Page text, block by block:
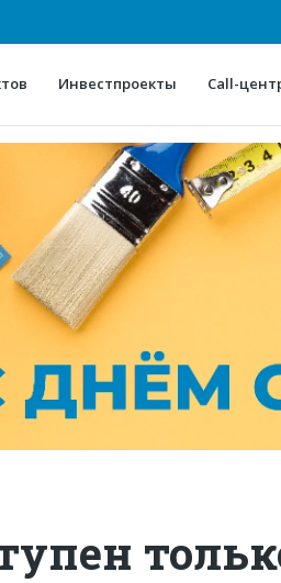
Инвестпроекты Call-
О проекте
Конкурентные
Горячие
Глоссарий